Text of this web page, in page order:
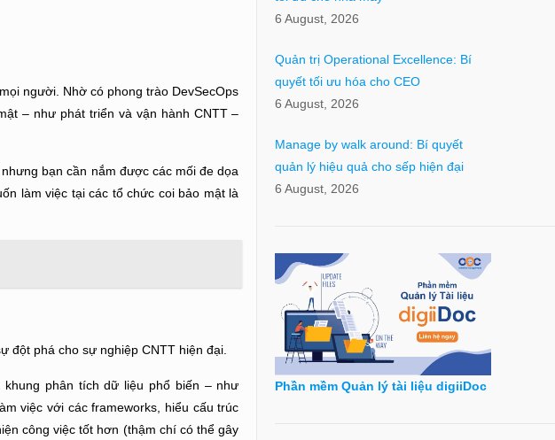
người. Nhờ có phong trào DevSecOps
– như phát triển và vận hành CNTT –
bạn cần nắm được các mối đe dọa
làm việc tại các tổ chức coi bảo mật là
đột phá cho sự nghiệp CNTT hiện đại.
phân tích dữ liệu phổ biến – như
việc với các frameworks, hiểu cấu trúc
công việc tốt hơn (thậm chí có thể gây
6 August, 2026
Quản trị Operational Excellence: Bí
quyết tối ưu hóa cho CEO
6 August, 2026
Manage by walk around: Bí quyết
quản lý hiệu quả cho sếp hiện đại
6 August, 2026
Phần mềm Quản lý tài liệu digiiDoc